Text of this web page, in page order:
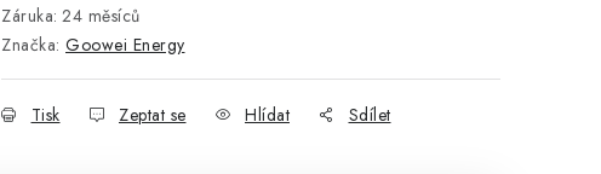
Záruka: 24 měsíců
Značka: Goowei Energy
Tisk Zeptat se Hlídat Sdílet